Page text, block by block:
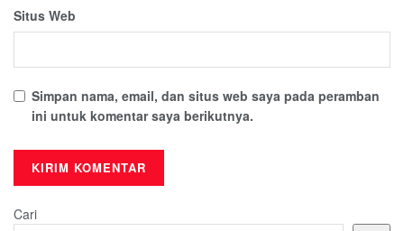
Situs Web
Simpan nama, email, dan situs web saya pada peramban
ini untuk komentar saya berikutnya.
Cari